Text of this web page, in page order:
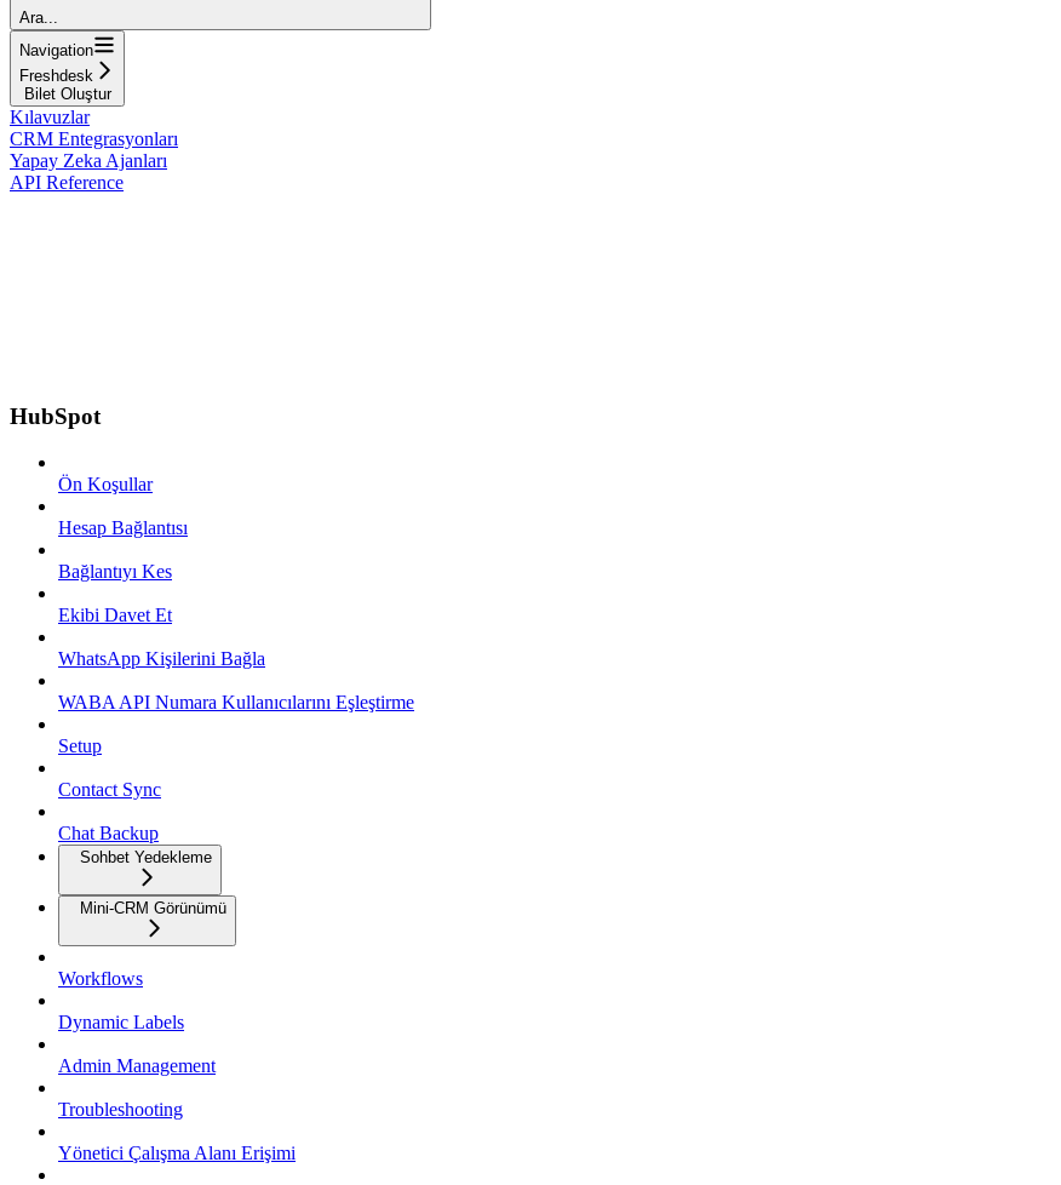
Ara...
Navigation
Freshdesk
Bilet Oluştur
Kılavuzlar
CRM Entegrasyonları
Yapay Zeka Ajanları
API Reference
HubSpot
Ön Koşullar
Hesap Bağlantısı
Bağlantıyı Kes
Ekibi Davet Et
WhatsApp Kişilerini Bağla
WABA API Numara Kullanıcılarını Eşleştirme
Setup
Contact Sync
Chat Backup
Sohbet Yedekleme
Mini-CRM Görünümü
Workflows
Dynamic Labels
Admin Management
Troubleshooting
Yönetici Çalışma Alanı Erişimi